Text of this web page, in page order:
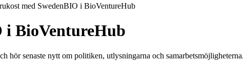
med SwedenBIO i BioVentureHub
i BioVentureHub
senaste nytt om politiken, utlysningarna och